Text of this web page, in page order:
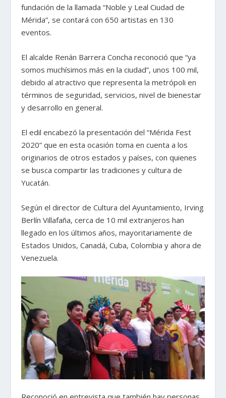
fundación de la llamada “Noble y Leal Ciudad de
Mérida”, se contará con 650 artistas en 130
eventos.
El alcalde Renán Barrera Concha reconoció que “ya
somos muchísimos más en la ciudad”, unos 100 mil,
debido al atractivo que representa la metrópoli en
términos de seguridad, servicios, nivel de bienestar
y desarrollo en general.
El edil encabezó la presentación del “Mérida Fest
2020” que en esta ocasión toma en cuenta a los
originarios de otros estados y países, con quienes
se busca compartir las tradiciones y cultura de
Yucatán.
Según el director de Cultura del Ayuntamiento, Irving
Berlín Villafaña, cerca de 10 mil extranjeros han
llegado en los últimos años, mayoritariamente de
Estados Unidos, Canadá, Cuba, Colombia y ahora de
Venezuela.